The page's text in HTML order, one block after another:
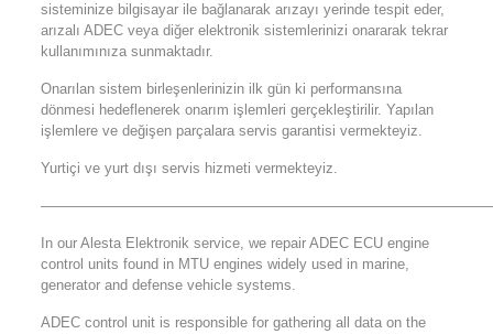
sisteminize bilgisayar ile bağlanarak arızayı yerinde tespit eder,
arızalı ADEC veya diğer elektronik sistemlerinizi onararak tekrar
kullanımınıza sunmaktadır.
Onarılan sistem birleşenlerinizin ilk gün ki performansına
dönmesi hedeflenerek onarım işlemleri gerçekleştirilir. Yapılan
işlemlere ve değişen parçalara servis garantisi vermekteyiz.
Yurtiçi ve yurt dışı servis hizmeti vermekteyiz.
In our Alesta Elektronik service, we repair ADEC ECU engine
control units found in MTU engines widely used in marine,
generator and defense vehicle systems.
ADEC control unit is responsible for gathering all data on the